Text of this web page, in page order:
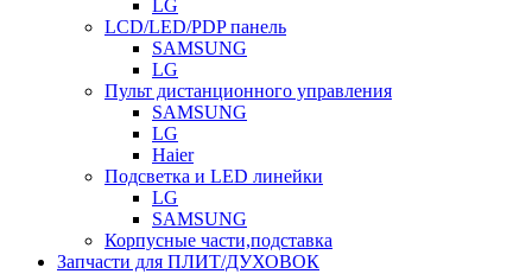
LG
LCD/LED/PDP панель
SAMSUNG
LG
Пульт дистанционного управления
SAMSUNG
LG
Haier
Подсветка и LED линейки
LG
SAMSUNG
Корпусные части,подставка
Запчасти для ПЛИТ/ДУХОВОК